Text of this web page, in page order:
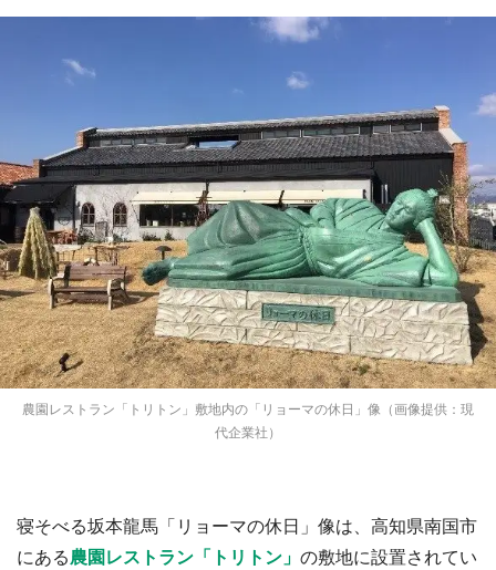
農園レストラン「トリトン」敷地内の「リョーマの休日」像（画像提供：現
代企業社）
寝そべる坂本龍馬「リョーマの休日」像は、高知県南国市
にある農園レストラン「トリトン」 の敷地に設置されてい